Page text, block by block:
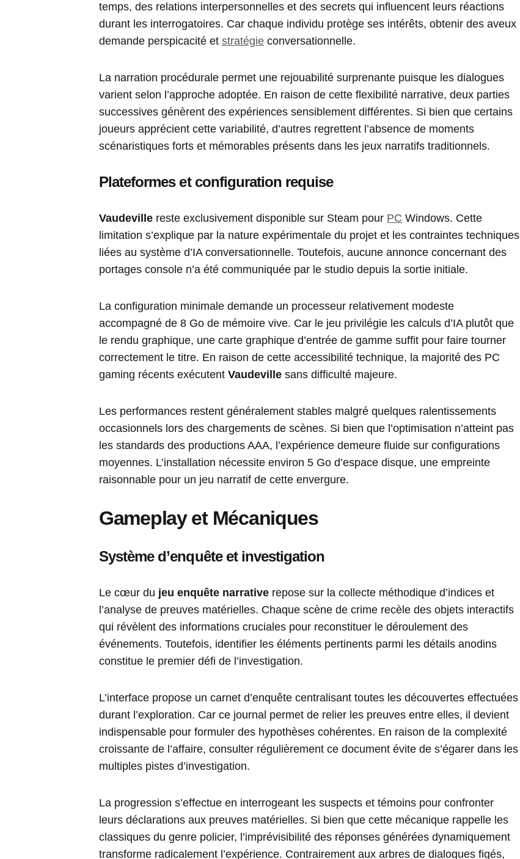
temps, des relations interpersonnelles et des secrets qui influencent leurs réactions
durant les interrogatoires. Car chaque individu protège ses intérêts, obtenir des aveux
demande perspicacité et stratégie conversationnelle.
La narration procédurale permet une rejouabilité surprenante puisque les dialogues
varient selon l’approche adoptée. En raison de cette flexibilité narrative, deux parties
successives génèrent des expériences sensiblement différentes. Si bien que certains
joueurs apprécient cette variabilité, d’autres regrettent l’absence de moments
scénaristiques forts et mémorables présents dans les jeux narratifs traditionnels.
Plateformes et configuration requise
Vaudeville reste exclusivement disponible sur Steam pour PC Windows. Cette
limitation s’explique par la nature expérimentale du projet et les contraintes techniques
liées au système d’IA conversationnelle. Toutefois, aucune annonce concernant des
portages console n’a été communiquée par le studio depuis la sortie initiale.
La configuration minimale demande un processeur relativement modeste
accompagné de 8 Go de mémoire vive. Car le jeu privilégie les calculs d’IA plutôt que
le rendu graphique, une carte graphique d’entrée de gamme suffit pour faire tourner
correctement le titre. En raison de cette accessibilité technique, la majorité des PC
gaming récents exécutent Vaudeville sans difficulté majeure.
Les performances restent généralement stables malgré quelques ralentissements
occasionnels lors des chargements de scènes. Si bien que l’optimisation n’atteint pas
les standards des productions AAA, l’expérience demeure fluide sur configurations
moyennes. L’installation nécessite environ 5 Go d’espace disque, une empreinte
raisonnable pour un jeu narratif de cette envergure.
Gameplay et Mécaniques
Système d’enquête et investigation
Le cœur du jeu enquête narrative repose sur la collecte méthodique d’indices et
l’analyse de preuves matérielles. Chaque scène de crime recèle des objets interactifs
qui révèlent des informations cruciales pour reconstituer le déroulement des
événements. Toutefois, identifier les éléments pertinents parmi les détails anodins
constitue le premier défi de l’investigation.
L’interface propose un carnet d’enquête centralisant toutes les découvertes effectuées
durant l’exploration. Car ce journal permet de relier les preuves entre elles, il devient
indispensable pour formuler des hypothèses cohérentes. En raison de la complexité
croissante de l’affaire, consulter régulièrement ce document évite de s’égarer dans les
multiples pistes d’investigation.
La progression s’effectue en interrogeant les suspects et témoins pour confronter
leurs déclarations aux preuves matérielles. Si bien que cette mécanique rappelle les
classiques du genre policier, l’imprévisibilité des réponses générées dynamiquement
transforme radicalement l’expérience. Contrairement aux arbres de dialogues figés,